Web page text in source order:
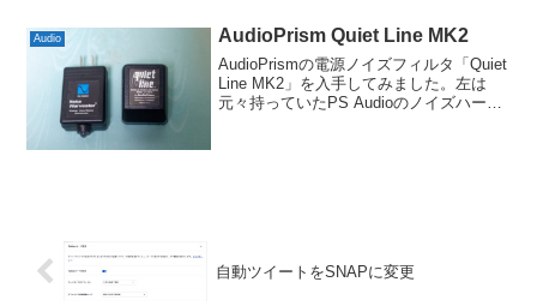
Audio AudioPrism Quiet Line MK2
AudioPrismの電源ノイズフィルタ「Quiet
Line MK2」を入手してみました。左は
元々持っていたPS Audioのノイズハーベ
自動ツイートをSNAPに変更